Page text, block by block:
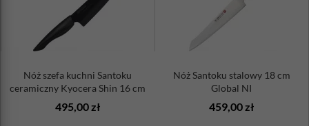
Nóż szefa kuchni Santoku
ceramiczny Kyocera Shin 16 cm
495,00 zł
Nóż Santoku stalowy 18 cm
Global NI
459,00 zł